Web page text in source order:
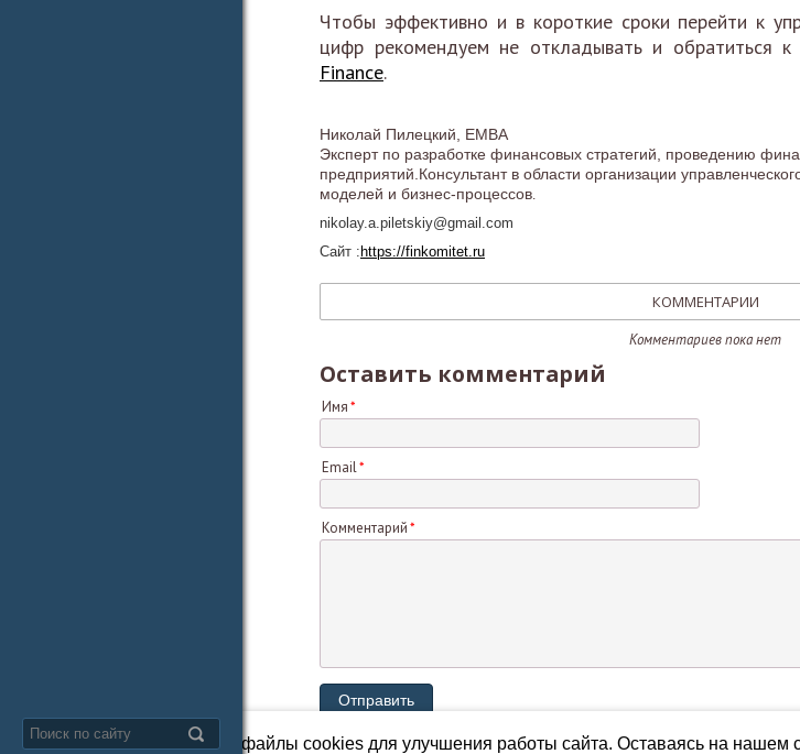
Чтобы эффективно и в короткие сроки перейти к
цифр рекомендуем не откладывать и обратиться к
Finance.
Николай Пилецкий, EMBA
Эксперт по разработке финансовых стратегий, проведению
предприятий. Консультант в области организации
моделей и бизнес-процессов.
nikolay.a.piletskiy@gmail.com
Сайт : https://finkomitet.ru
КОММЕНТАРИИ
Комментариев пока нет
Оставить комментарий
Имя
Email
Комментарий
Мы используем файлы cookies для улучшения работы сайта. Оставаясь на нашем